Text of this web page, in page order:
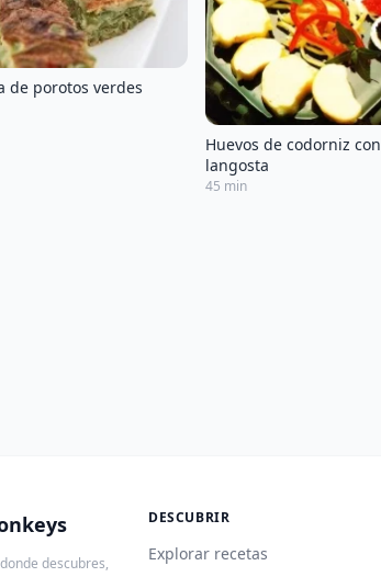
de porotos verdes
Huevos de codorniz con
langosta
45 min
descubres,
DESCUBRIR
Explorar recetas